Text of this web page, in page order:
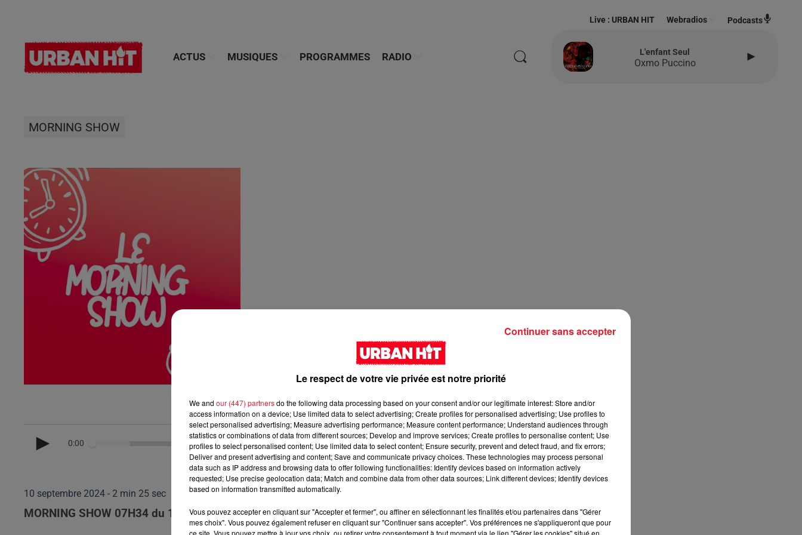
ACTUS MUSIQUES PROGRAMMES RADIO
Live : URBAN HIT Webradios Podcasts
L'enfant Seul
Oxmo Puccino
MORNING SHOW
0:00 2 min 25 sec
10 septembre 2024 - 2 min 25 sec
MORNING SHOW 07H34 du 10.09.2024
Le respect de votre vie privée est notre priorité
We and our (447) partnersdo the following data processing based on your consent and/or our legitimate interest: Store and/or
access information on a device; Use limited data to select advertising; Create profiles for personalised advertising; Use profiles to
select personalised advertising; Measure advertising performance; Measure content performance; Understand audiences through
statistics or combinations of data from different sources; Develop and improve services; Create profiles to personalise content; Use
profiles to select personalised content; Use limited data to select content; Ensure security, prevent and detect fraud, and fix errors;
Deliver and present advertising and content; Save and communicate privacy choices. These technologies may process personal
data such as IP address and browsing data to offer following functionalities: Identify devices based on information actively
requested; Use precise geolocation data; Match and combine data from other data sources; Link different devices; Identify devices
based on information transmitted automatically.
Vous pouvez accepter en cliquant sur "Accepter et fermer", ou affiner en sélectionnant les finalités et/ou partenaires dans "Gérer
mes choix". Vous pouvez également refuser en cliquant sur "Continuer sans accepter". Vos préférences ne s'appliqueront que pour
ce site. Vous pouvez mettre à jour vos choix, ou retirer votre consentement à tout moment via le lien "Gérer les cookies" situé en
Continuer sans accepter